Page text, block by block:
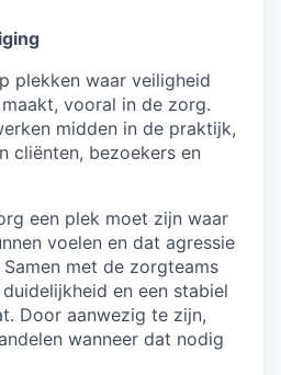
plekken waar veiligheid
vooral in de zorg.
midden in de praktijk,
cliënten, bezoekers en
een plek moet zijn waar
voelen en dat agressie
met de zorgteams
en een stabiel
Door aanwezig te zijn,
wanneer dat nodig